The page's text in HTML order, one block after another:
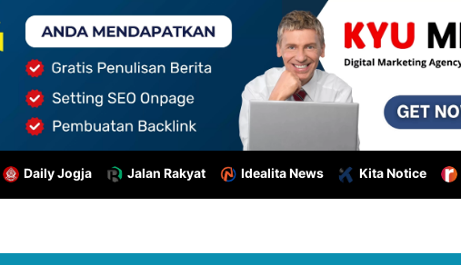
Daily Jogja Jalan Rakyat Idealita News Kita Notice